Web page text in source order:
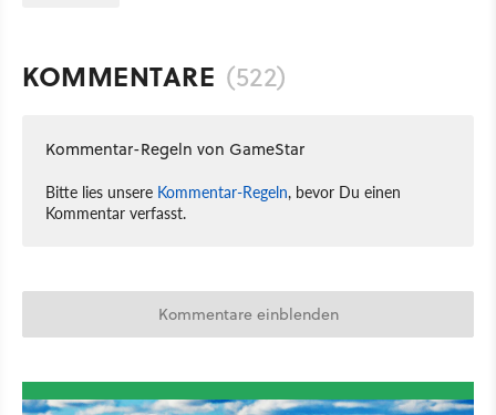
KOMMENTARE (522)
Kommentar-Regeln von GameStar
Bitte lies unsere Kommentar-Regeln, bevor Du einen
Kommentar verfasst.
Kommentare einblenden